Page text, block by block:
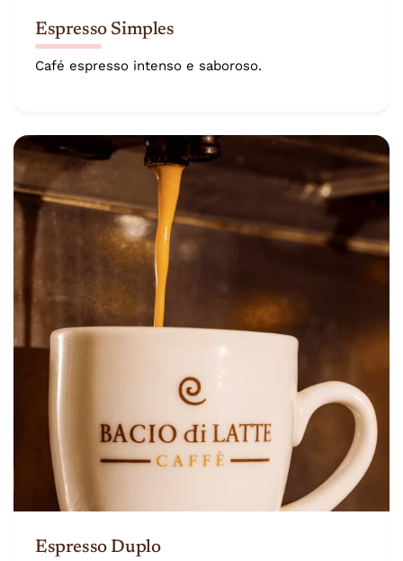
Espresso Simples
Café espresso intenso e saboroso.
Espresso Duplo